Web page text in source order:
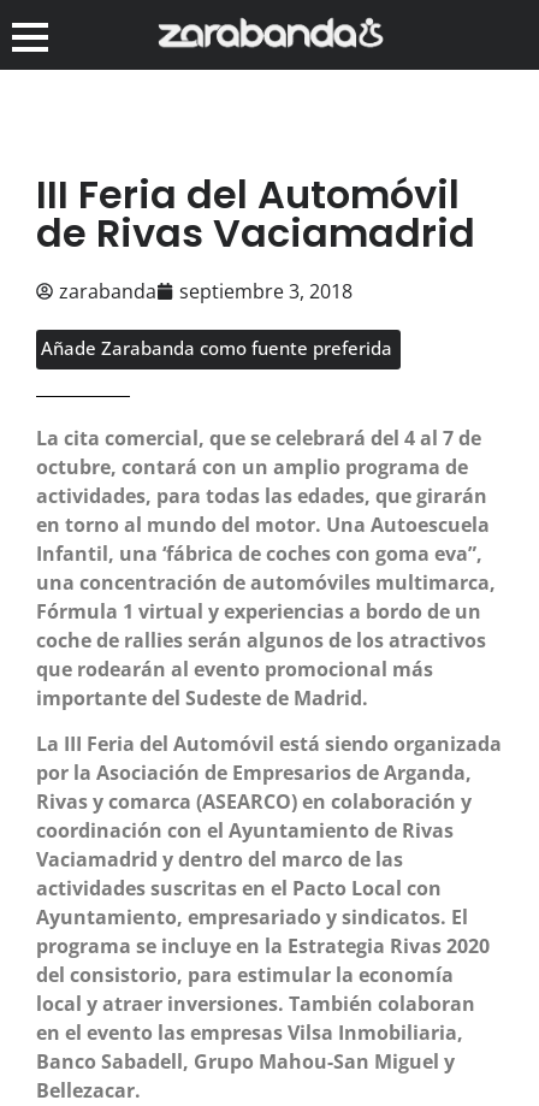
III Feria del Automóvil
de Rivas Vaciamadrid
zarabanda septiembre 3, 2018
Añade Zarabanda como fuente preferida
La cita comercial, que se celebrará del 4 al 7 de
octubre, contará con un amplio programa de
actividades, para todas las edades, que girarán
en torno al mundo del motor. Una Autoescuela
Infantil, una ‘fábrica de coches con goma eva”,
una concentración de automóviles multimarca,
Fórmula 1 virtual y experiencias a bordo de un
coche de rallies serán algunos de los atractivos
que rodearán al evento promocional más
importante del Sudeste de Madrid.
La III Feria del Automóvil está siendo organizada
por la Asociación de Empresarios de Arganda,
Rivas y comarca (ASEARCO) en colaboración y
coordinación con el Ayuntamiento de Rivas
Vaciamadrid y dentro del marco de las
actividades suscritas en el Pacto Local con
Ayuntamiento, empresariado y sindicatos. El
programa se incluye en la Estrategia Rivas 2020
del consistorio, para estimular la economía
local y atraer inversiones. También colaboran
en el evento las empresasVilsa Inmobiliaria,
Banco Sabadell, Grupo Mahou-San Miguel y
Bellezacar.